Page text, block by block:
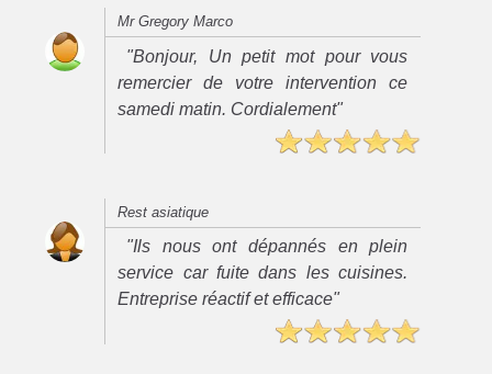
Mr Gregory Marco
"Bonjour, Un petit mot pour vous
remercier de votre intervention ce
samedi matin. Cordialement"
Rest asiatique
"Ils nous ont dépannés en plein
service car fuite dans les cuisines.
Entreprise réactif et efficace"